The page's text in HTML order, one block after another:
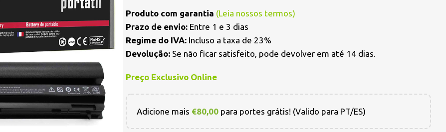
Produto com garantia (Leia nossos termos)
Prazo de envio: Entre 1 e 3 dias
Regime do IVA: Incluso a taxa de 23%
Devolução: Se não ficar satisfeito, pode devolver em até 14 dias.
Preço Exclusivo Online
Adicione mais €80,00 para portes grátis! (Valido para PT/ES)